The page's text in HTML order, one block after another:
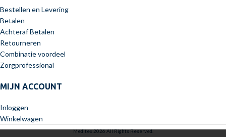
Bestellen en Levering
Betalen
Achteraf Betalen
Retourneren
Combinatie voordeel
Zorgprofessional
MIJN ACCOUNT
Inloggen
Winkelwagen
Meditex 2026 All Rights Reserved.